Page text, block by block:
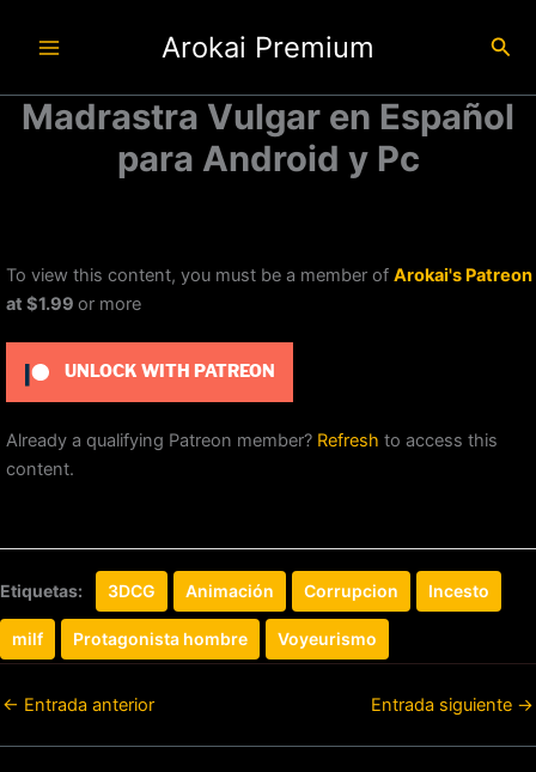
Arokai Premium
Madrastra Vulgar en Español
para Android y Pc
To view this content, you must be a member of Arokai's Patreon
at $1.99 or more
UNLOCK WITH PATREON
Already a qualifying Patreon member? Refresh to access this
content.
Etiquetas: 3DCG Animación Corrupcion Incesto
milf Protagonista hombre Voyeurismo
← Entrada anterior Entrada siguiente →